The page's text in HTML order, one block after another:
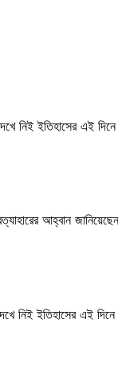
নিই ইতিহাসের এই
আহ্বান
নিই ইতিহাসের এই